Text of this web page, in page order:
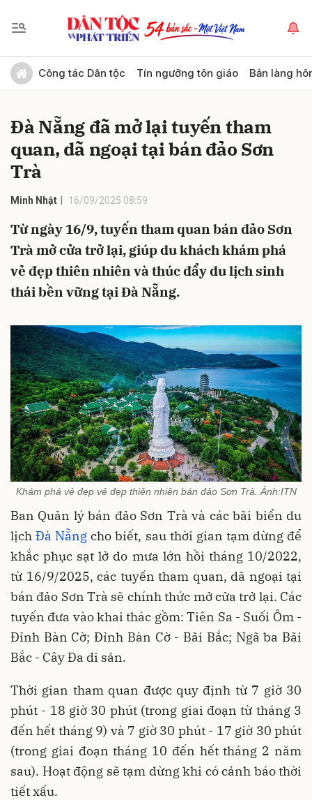
Công tác Dân tộc Tín ngưỡng tôn giáo Bản làng
Đà Nẵng đã mở lại tuyến tham
quan, dã ngoại tại bán đảo Sơn
Trà
Minh Nhật 16/09/2025 08:59
Từ ngày 16/9, tuyến tham quan bán đảo Sơn
Trà mở cửa trở lại, giúp du khách khám phá
vẻ đẹp thiên nhiên và thúc đẩy du lịch sinh
thái bền vững tại Đà Nẵng.
Khám phá vẻ đẹp vẻ đẹp thiên nhiên bán đảo Sơn Trà. Ảnh:ITN
Ban Quản lý bán đảo Sơn Trà và các bãi biển du
lịchĐà Nẵng cho biết, sau thời gian tạm dừng để
khắc phục sạt lở do mưa lớn hồi tháng 10/2022,
từ 16/9/2025, các tuyến tham quan, dã ngoại tại
bán đảo Sơn Trà sẽ chính thức mở cửa trở lại. Các
tuyến đưa vào khai thác gồm: Tiên Sa - Suối Ôm -
Đỉnh Bàn Cờ; Đỉnh Bàn Cờ - Bãi Bắc; Ngã ba Bãi
Bắc - Cây Đa di sản.
Thời gian tham quan được quy định từ 7 giờ 30
phút - 18 giờ 30 phút (trong giai đoạn từ tháng 3
đến hết tháng 9) và 7 giờ 30 phút - 17 giờ 30 phút
(trong giai đoạn tháng 10 đến hết tháng 2 năm
sau). Hoạt động sẽ tạm dừng khi có cảnh báo thời
tiết xấu.
Gửi bình luận